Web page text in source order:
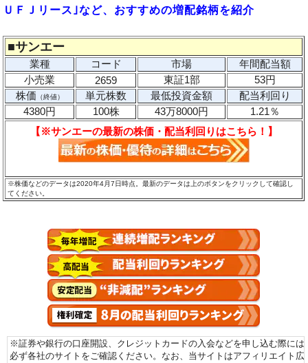
ＵＦＪリース｣など、おすすめの増配銘柄を紹介
■サンエー
業種 コード 市場
年間配当額
小売業
2659 東証1部
53円
株価 （終値） 単元株数 最低投資金額
配当利回り
4380円
100株 43万8000円
1.21％
【※サンエーの最新の株価・配当利回りはこちら！】
※株価などのデータは2020年4月7日時点。最新のデータは上のボタンをクリックして確認し
てください。
※証券や銀行の口座開設、クレジットカードの入会などを申し込む際には
必ず各社のサイトをご確認ください。なお、当サイトはアフィリエイト広